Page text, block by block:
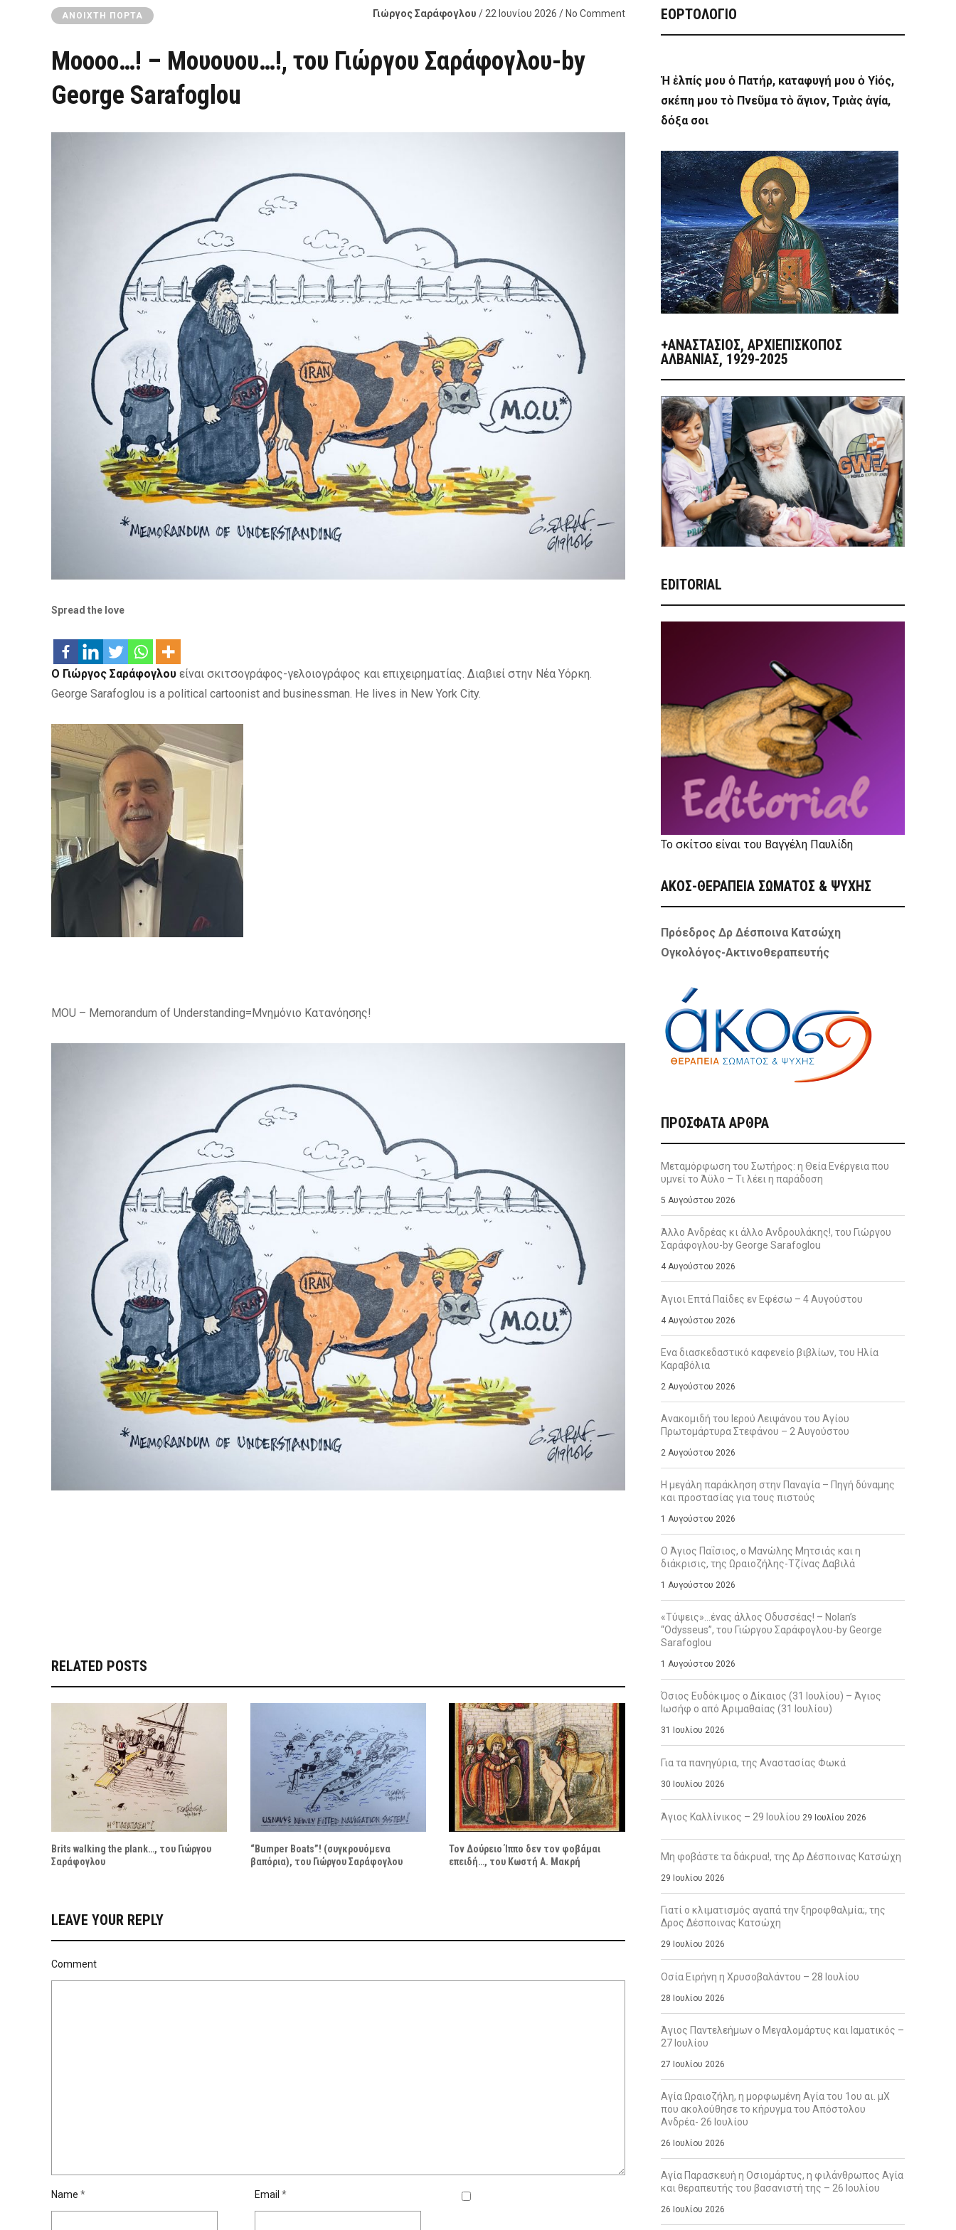
ΑΝΟΙΧΤΉ ΠΌΡΤΑ Γιώργος Σαράφογλου / 22 Ιουνίου 2026 / No Comment
Moooo…! – Μουουου…!, του Γιώργου Σαράφογλου-by
George Sarafoglou
Spread the love
Ο Γιώργος Σαράφογλου είναι σκιτσογράφος-γελοιογράφος και επιχειρηματίας. Διαβιεί στην Νέα Υόρκη.
George Sarafoglou is a political cartoonist and businessman. He lives in New York City.
MOU – Memorandum of Understanding=Μνημόνιο Κατανόησης!
RELATED POSTS
Brits walking the plank…, του Γιώργου
Σαράφογλου
“Bumper Boats”! (συγκρουόμενα
βαπόρια), του Γιώργου Σαράφογλου
Τον Δούρειο Ίππο δεν τον φοβάμαι
επειδή…, του Κωστή Α. Μακρή
LEAVE YOUR REPLY
Comment
Name * Email *
ΕΟΡΤΟΛΟΓΙΟ
Ἡ ἐλπίς μου ὁ Πατήρ, καταφυγή μου ὁ Υἱός,
σκέπη μου τὸ Πνεῦμα τὸ ἅγιον, Τριὰς ἁγία,
δόξα σοι
+ΑΝΑΣΤΆΣΙΟΣ, ΑΡΧΙΕΠΊΣΚΟΠΟΣ
ΑΛΒΑΝΊΑΣ, 1929-2025
EDITORIAL
Το σκίτσο είναι του Βαγγέλη Παυλίδη
ΑΚΟΣ-ΘΕΡΑΠΕΙΑ ΣΩΜΑΤΟΣ & ΨΥΧΗΣ
Πρόεδρος Δρ Δέσποινα Κατσώχη
Ογκολόγος-Ακτινοθεραπευτής
ΠΡΌΣΦΑΤΑ ΆΡΘΡΑ
Μεταμόρφωση του Σωτήρος: η Θεία Ενέργεια που
υμνεί το Άϋλο – Τι λέει η παράδοση
5 Αυγούστου 2026
Άλλο Ανδρέας κι άλλο Ανδρουλάκης!, του Γιώργου
Σαράφογλου-by George Sarafoglou
4 Αυγούστου 2026
Άγιοι Επτά Παίδες εν Εφέσω – 4 Αυγούστου
4 Αυγούστου 2026
Ενα διασκεδαστικό καφενείο βιβλίων, του Ηλία
Καραβόλια
2 Αυγούστου 2026
Ανακομιδή του Ιερού Λειψάνου του Αγίου
Πρωτομάρτυρα Στεφάνου – 2 Αυγούστου
2 Αυγούστου 2026
Η μεγάλη παράκληση στην Παναγία – Πηγή δύναμης
και προστασίας για τους πιστούς
1 Αυγούστου 2026
Ο Άγιος Παΐσιος, ο Μανώλης Μητσιάς και η
διάκρισις, της Ωραιοζήλης-Τζίνας Δαβιλά
1 Αυγούστου 2026
«Τύψεις»…ένας άλλος Οδυσσέας! – Nolan’s
“Odysseus”, του Γιώργου Σαράφογλου-by George
Sarafoglou
1 Αυγούστου 2026
Όσιος Ευδόκιμος ο Δίκαιος (31 Ιουλίου) – Άγιος
Ιωσήφ ο από Αριμαθαίας (31 Ιουλίου)
31 Ιουλίου 2026
Για τα πανηγύρια, της Αναστασίας Φωκά
30 Ιουλίου 2026
Άγιος Καλλίνικος – 29 Ιουλίου 29 Ιουλίου 2026
Μη φοβάστε τα δάκρυα!, της Δρ Δέσποινας Κατσώχη
29 Ιουλίου 2026
Γιατί ο κλιματισμός αγαπά την ξηροφθαλμία;, της
Δρος Δέσποινας Κατσώχη
29 Ιουλίου 2026
Οσία Ειρήνη η Χρυσοβαλάντου – 28 Ιουλίου
28 Ιουλίου 2026
Άγιος Παντελεήμων ο Μεγαλομάρτυς και Ιαματικός –
27 Ιουλίου
27 Ιουλίου 2026
Αγία Ωραιοζήλη, η μορφωμένη Αγία του 1ου αι. μΧ
που ακολούθησε το κήρυγμα του Απόστολου
Ανδρέα- 26 Ιουλίου
26 Ιουλίου 2026
Αγία Παρασκευή η Οσιομάρτυς, η φιλάνθρωπος Αγία
και θεραπευτής του βασανιστή της – 26 Ιουλίου
26 Ιουλίου 2026